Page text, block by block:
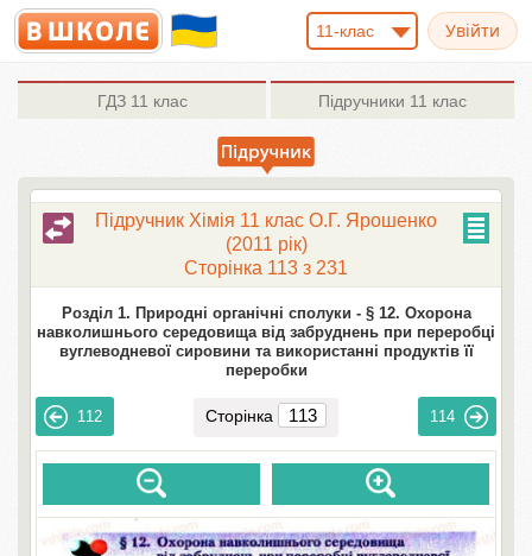
11-клас
ГДЗ11 клас Підручники 11 клас
Підручник Хімія 11 клас О.Г. Ярошенко
(2011 рік)
Сторінка 113 з 231
Розділ 1. Природні органічні сполуки - § 12. Охорона
навколишнього середовища від забруднень при переробці
вуглеводневої сировини та використанні продуктів її
переробки
112 Сторінка 114